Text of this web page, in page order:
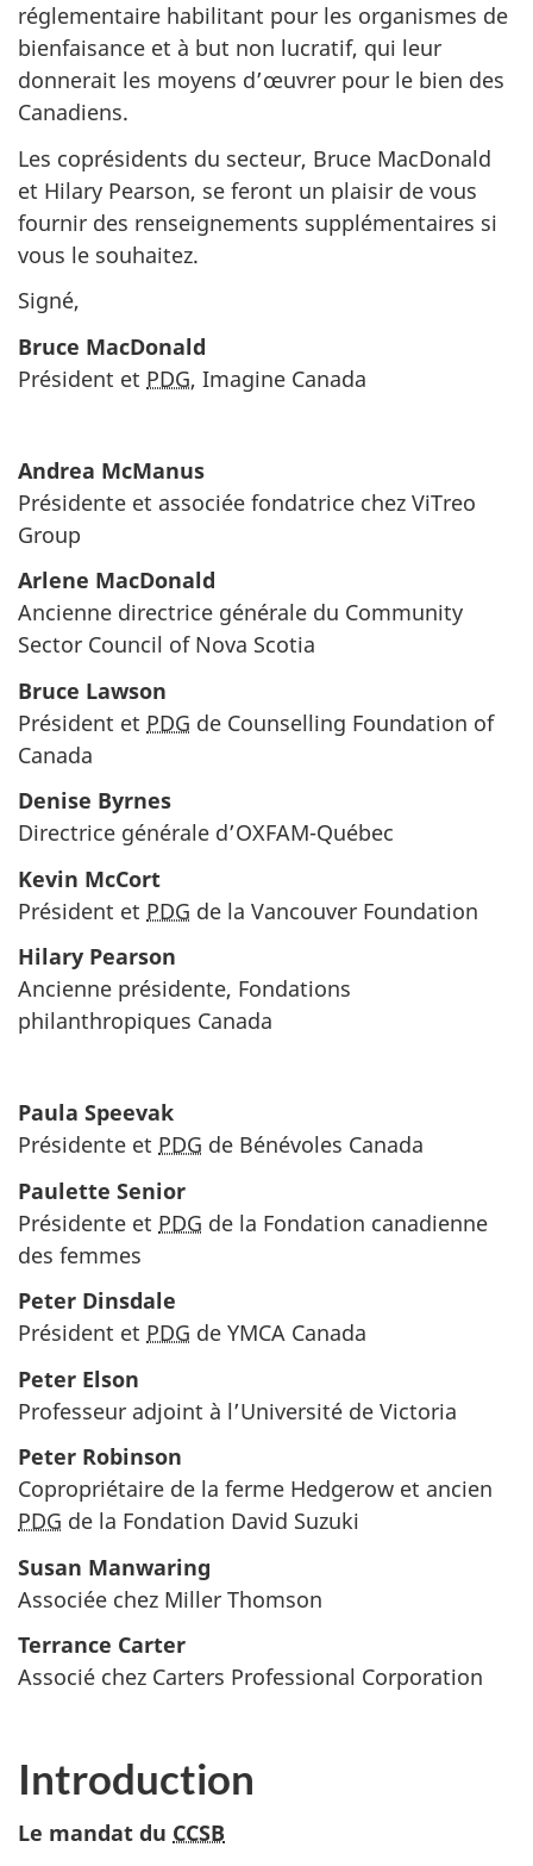
réglementaire habilitant pour les organismes de
bienfaisance et à but non lucratif, qui leur
donnerait les moyens d’œuvrer pour le bien des
Canadiens.
Les coprésidents du secteur, Bruce MacDonald
et Hilary Pearson, se feront un plaisir de vous
fournir des renseignements supplémentaires si
vous le souhaitez.
Signé,
Bruce MacDonald
Président et PDG, Imagine Canada
Andrea McManus
Présidente et associée fondatrice chez ViTreo
Group
Arlene MacDonald
Ancienne directrice générale du Community
Sector Council of Nova Scotia
Bruce Lawson
Président et PDG de Counselling Foundation of
Canada
Denise Byrnes
Directrice générale d’OXFAM-Québec
Kevin McCort
Président et PDG de la Vancouver Foundation
Hilary Pearson
Ancienne présidente, Fondations
philanthropiques Canada
Paula Speevak
Présidente et PDG de Bénévoles Canada
Paulette Senior
Présidente et PDG de la Fondation canadienne
des femmes
Peter Dinsdale
Président et PDG de YMCA Canada
Peter Elson
Professeur adjoint à l’Université de Victoria
Peter Robinson
Copropriétaire de la ferme Hedgerow et ancien
PDG de la Fondation David Suzuki
Susan Manwaring
Associée chez Miller Thomson
Terrance Carter
Associé chez Carters Professional Corporation
Introduction
Le mandat du CCSB